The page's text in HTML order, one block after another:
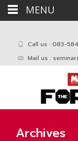
Call us : 083-
Mail us :
Archives
MENU